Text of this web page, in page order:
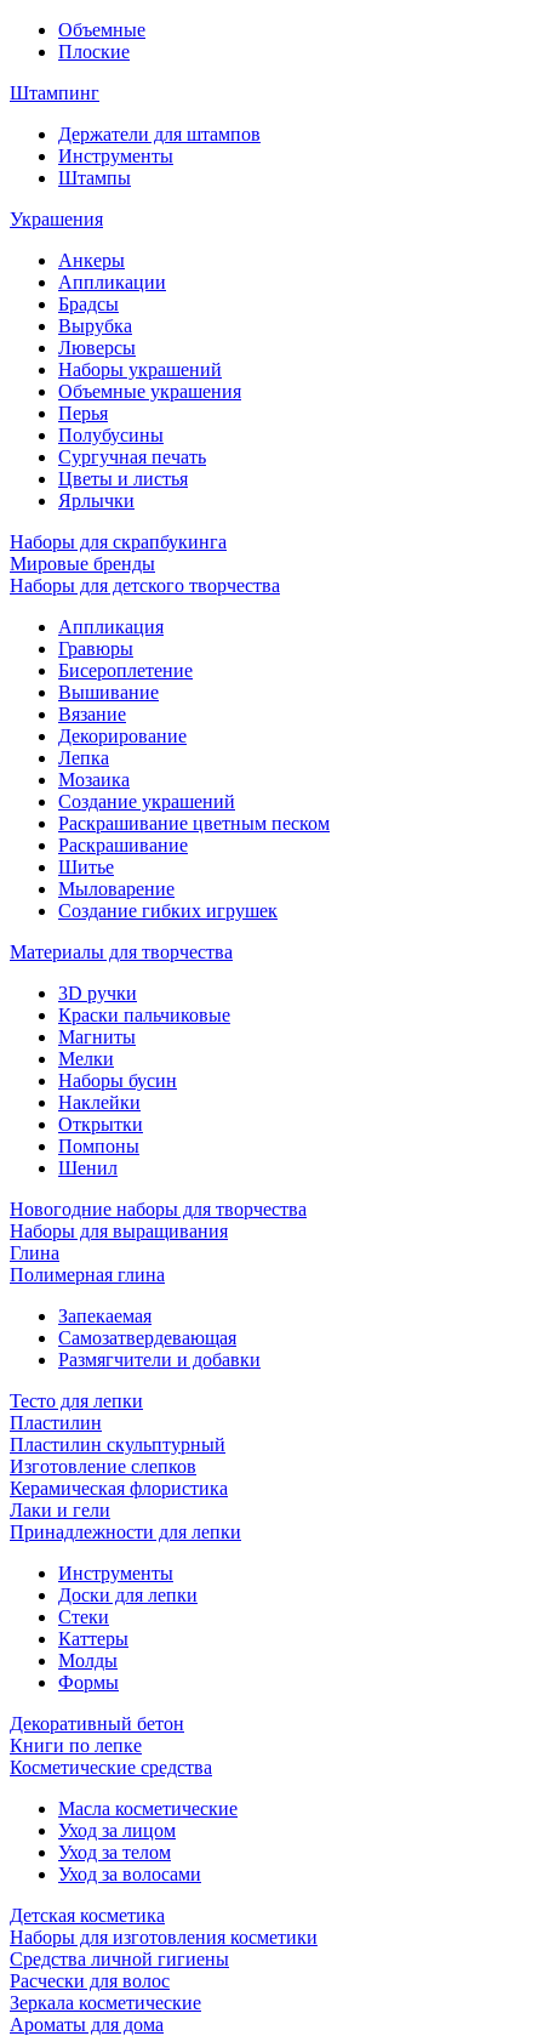
Объемные
Плоские
Штампинг
Держатели для штампов
Инструменты
Штампы
Украшения
Анкеры
Аппликации
Брадсы
Вырубка
Люверсы
Наборы украшений
Объемные украшения
Перья
Полубусины
Сургучная печать
Цветы и листья
Ярлычки
Наборы для скрапбукинга
Мировые бренды
Наборы для детского творчества
Аппликация
Гравюры
Бисероплетение
Вышивание
Вязание
Декорирование
Лепка
Мозаика
Создание украшений
Раскрашивание цветным песком
Раскрашивание
Шитье
Мыловарение
Создание гибких игрушек
Материалы для творчества
3D ручки
Краски пальчиковые
Магниты
Мелки
Наборы бусин
Наклейки
Открытки
Помпоны
Шенил
Новогодние наборы для творчества
Наборы для выращивания
Глина
Полимерная глина
Запекаемая
Самозатвердевающая
Размягчители и добавки
Тесто для лепки
Пластилин
Пластилин скульптурный
Изготовление слепков
Керамическая флористика
Лаки и гели
Принадлежности для лепки
Инструменты
Доски для лепки
Стеки
Каттеры
Молды
Формы
Декоративный бетон
Книги по лепке
Косметические средства
Масла косметические
Уход за лицом
Уход за телом
Уход за волосами
Детская косметика
Наборы для изготовления косметики
Средства личной гигиены
Расчески для волос
Зеркала косметические
Ароматы для дома